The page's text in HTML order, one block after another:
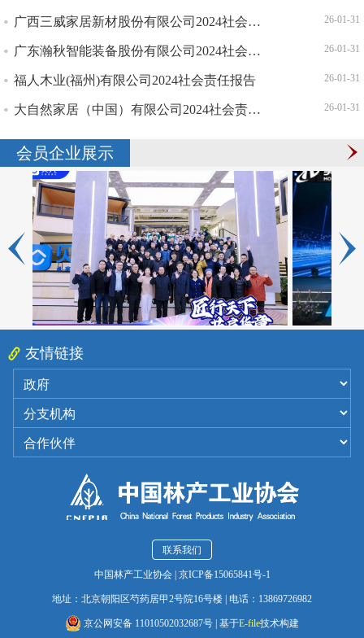
广西三威家居新材股份有限公司2024社会责任报告 | 26-01-31
广东瀚秋智能装备股份有限公司2024社会责任报告 | 26-01-31
福人木业(福州)有限公司2024社会责任报告 | 26-01-31
大自然家居（中国）有限公司2024社会责任报告 | 26-01-31
会员企业展示
友情链接
联系我们
中国林产工业协会 | 京ICP备15065841号-1
地址：北京朝阳区芍药居甲2号院16号楼 | 电话：13869726982
京公网安备 11010502032687号 | 基于E-file技术构建